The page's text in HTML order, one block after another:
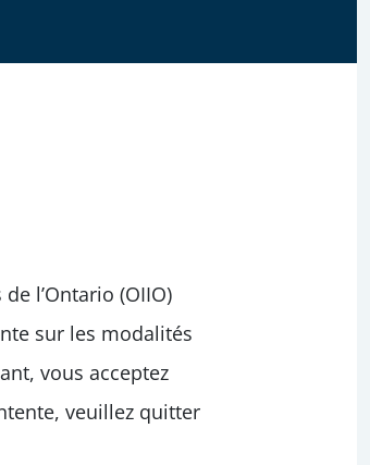
l’Ontario (OIIO)
sur les modalités
vous acceptez
veuillez quitter